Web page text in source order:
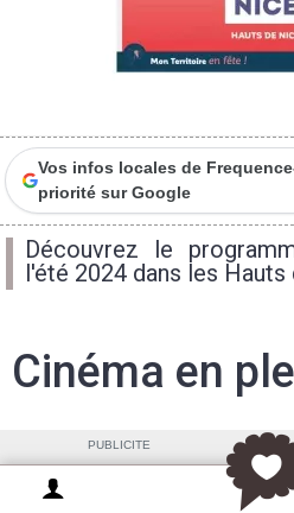
Vos infos locales de
priorité sur Google
Découvrez le
l'été 2024 dans les Hauts
Cinéma en
PUBLICITE